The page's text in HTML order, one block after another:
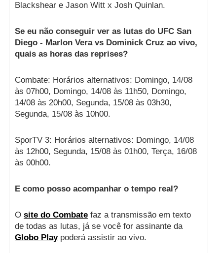
Blackshear e Jason Witt x Josh Quinlan.
Se eu não conseguir ver as lutas do UFC San
Diego - Marlon Vera vs Dominick Cruz ao vivo,
quais as horas das reprises?
Combate: Horários alternativos: Domingo, 14/08
às 07h00, Domingo, 14/08 às 11h50, Domingo,
14/08 às 20h00, Segunda, 15/08 às 03h30,
Segunda, 15/08 às 10h00.
SporTV 3: Horários alternativos: Domingo, 14/08
às 12h00, Segunda, 15/08 às 01h00, Terça, 16/08
às 00h00.
E como posso acompanhar o tempo real?
O site do Combatefaz a transmissão em texto
de todas as lutas, já se você for assinante da
Globo Playpoderá assistir ao vivo.